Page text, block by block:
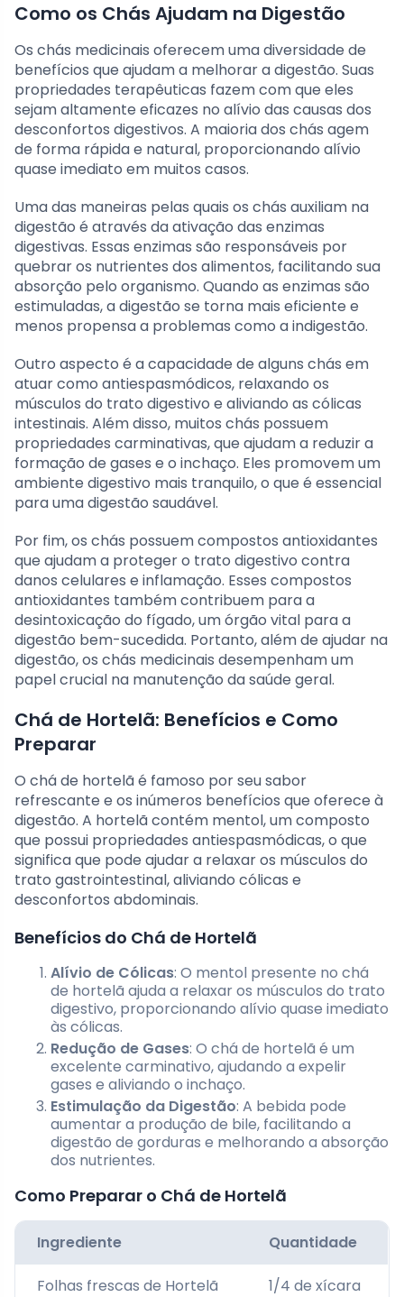
Como os Chás Ajudam na Digestão
Os chás medicinais oferecem uma diversidade de
benefícios que ajudam a melhorar a digestão. Suas
propriedades terapêuticas fazem com que eles
sejam altamente eficazes no alívio das causas dos
desconfortos digestivos. A maioria dos chás agem
de forma rápida e natural, proporcionando alívio
quase imediato em muitos casos.
Uma das maneiras pelas quais os chás auxiliam na
digestão é através da ativação das enzimas
digestivas. Essas enzimas são responsáveis por
quebrar os nutrientes dos alimentos, facilitando sua
absorção pelo organismo. Quando as enzimas são
estimuladas, a digestão se torna mais eficiente e
menos propensa a problemas como a indigestão.
Outro aspecto é a capacidade de alguns chás em
atuar como antiespasmódicos, relaxando os
músculos do trato digestivo e aliviando as cólicas
intestinais. Além disso, muitos chás possuem
propriedades carminativas, que ajudam a reduzir a
formação de gases e o inchaço. Eles promovem um
ambiente digestivo mais tranquilo, o que é essencial
para uma digestão saudável.
Por fim, os chás possuem compostos antioxidantes
que ajudam a proteger o trato digestivo contra
danos celulares e inflamação. Esses compostos
antioxidantes também contribuem para a
desintoxicação do fígado, um órgão vital para a
digestão bem-sucedida. Portanto, além de ajudar na
digestão, os chás medicinais desempenham um
papel crucial na manutenção da saúde geral.
Chá de Hortelã: Benefícios e Como
Preparar
O chá de hortelã é famoso por seu sabor
refrescante e os inúmeros benefícios que oferece à
digestão. A hortelã contém mentol, um composto
que possui propriedades antiespasmódicas, o que
significa que pode ajudar a relaxar os músculos do
trato gastrointestinal, aliviando cólicas e
desconfortos abdominais.
Benefícios do Chá de Hortelã
Alívio de Cólicas: O mentol presente no chá
de hortelã ajuda a relaxar os músculos do trato
digestivo, proporcionando alívio quase imediato
às cólicas.
Redução de Gases: O chá de hortelã é um
excelente carminativo, ajudando a expelir
gases e aliviando o inchaço.
Estimulação da Digestão: A bebida pode
aumentar a produção de bile, facilitando a
digestão de gorduras e melhorando a absorção
dos nutrientes.
Como Preparar o Chá de Hortelã
Ingrediente Quantidade
Folhas frescas de Hortelã 1/4 de xícara